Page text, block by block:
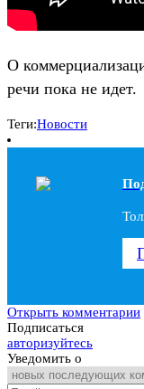
О
речи пока не идет.
Теги:Новости
Открыть комментарии
Подписаться
авторизуйтесь
Уведомить о